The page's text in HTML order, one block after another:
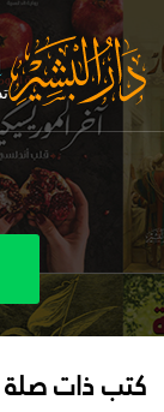
كتب ذات صلة